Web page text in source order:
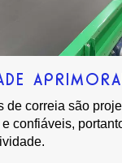
de correia são
confiáveis,